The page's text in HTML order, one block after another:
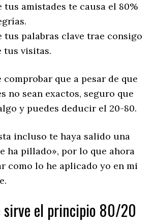
tus amistades te causa el 80%
tus palabras clave trae consigo
tus visitas.
comprobar que a pesar de que
no sean exactos, seguro que
y puedes deducir el 20-80.
incluso te haya salido una
ha pillado», por lo que ahora
como lo he aplicado yo en mi
sirve el principio 80/20